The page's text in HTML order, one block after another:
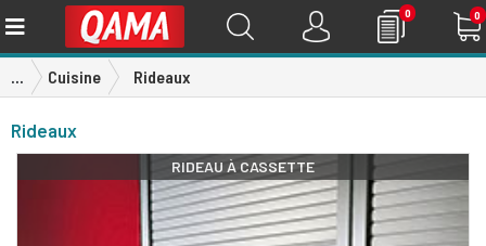
0 0
... Cuisine Rideaux
Rideaux
RIDEAU À CASSETTE